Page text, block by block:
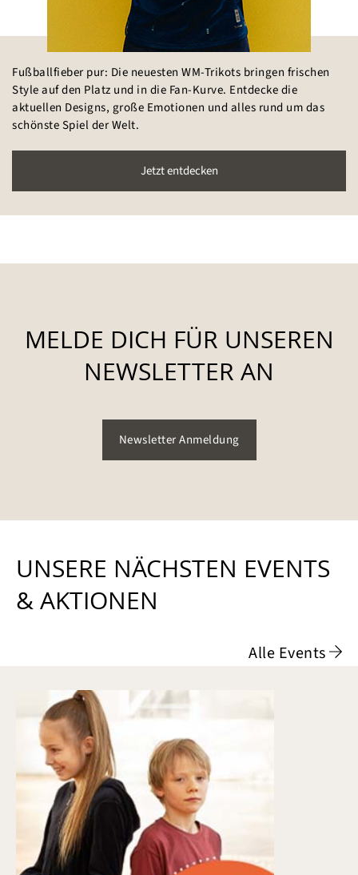
Fußballfieber pur: Die neuesten WM-Trikots bringen frischen
Style auf den Platz und in die Fan-Kurve. Entdecke die
aktuellen Designs, große Emotionen und alles rund um das
schönste Spiel der Welt.
Jetzt entdecken
MELDE DICH FÜR UNSEREN
NEWSLETTER AN
Newsletter Anmeldung
UNSERE NÄCHSTEN EVENTS
& AKTIONEN
Alle Events